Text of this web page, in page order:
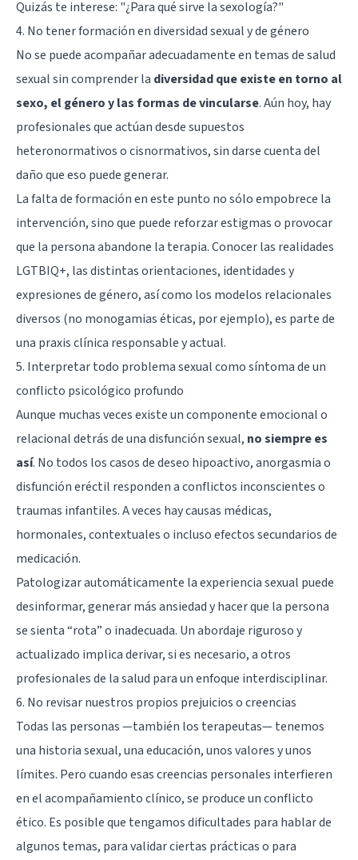
Quizás te interese: "¿Para qué sirve la sexología?"
4. No tener formación en diversidad sexual y de género
No se puede acompañar adecuadamente en temas de salud
sexual sin comprender la diversidad que existe en torno al
sexo, el género y las formas de vincularse. Aún hoy, hay
profesionales que actúan desde supuestos
heteronormativos o cisnormativos, sin darse cuenta del
daño que eso puede generar.
La falta de formación en este punto no sólo empobrece la
intervención, sino que puede reforzar estigmas o provocar
que la persona abandone la terapia. Conocer las realidades
LGTBIQ+, las distintas orientaciones, identidades y
expresiones de género, así como los modelos relacionales
diversos (no monogamias éticas, por ejemplo), es parte de
una praxis clínica responsable y actual.
5. Interpretar todo problema sexual como síntoma de un
conflicto psicológico profundo
Aunque muchas veces existe un componente emocional o
relacional detrás de una disfunción sexual, no siempre es
así. No todos los casos de deseo hipoactivo, anorgasmia o
disfunción eréctil responden a conflictos inconscientes o
traumas infantiles. A veces hay causas médicas,
hormonales, contextuales o incluso efectos secundarios de
medicación.
Patologizar automáticamente la experiencia sexual puede
desinformar, generar más ansiedad y hacer que la persona
se sienta “rota” o inadecuada. Un abordaje riguroso y
actualizado implica derivar, si es necesario, a otros
profesionales de la salud para un enfoque interdisciplinar.
6. No revisar nuestros propios prejuicios o creencias
Todas las personas —también los terapeutas— tenemos
una historia sexual, una educación, unos valores y unos
límites. Pero cuando esas creencias personales interfieren
en el acompañamiento clínico, se produce un conflicto
ético. Es posible que tengamos dificultades para hablar de
algunos temas, para validar ciertas prácticas o para